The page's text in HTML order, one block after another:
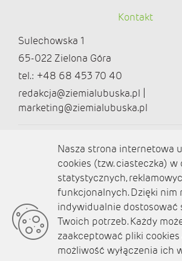
Kontakt
Sulechowska 1
65-022 Zielona Góra
tel.: +48 68 453 70 40
redakcja@ziemialubuska.pl |
marketing@ziemialubuska.pl
Media
O nas
Kontakt
Polityka prywatności
Nasza strona internetowa
cookies (tzw. ciasteczka) w
statystycznych,
funkcjonalnych. Dzięki nim
indywidualnie dostosować
Twoich potrzeb. Każdy
zaakceptować pliki cookies
możliwość wyłączenia ich